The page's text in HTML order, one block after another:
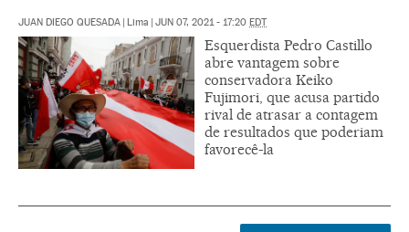
JUAN DIEGO QUESADA | Lima | JUN 07, 2021 - 17:20 EDT
Esquerdista Pedro Castillo
abre vantagem sobre
conservadora Keiko
Fujimori, que acusa partido
rival de atrasar a contagem
de resultados que poderiam
favorecê-la